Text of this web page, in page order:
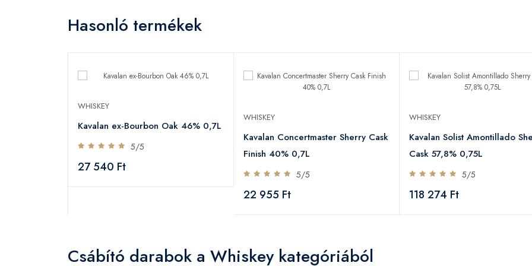
Hasonló termékek
WHISKEY
Kavalan ex-Bourbon Oak 46% 0,7L
5/5
27 540 Ft
WHISKEY
Kavalan Concertmaster Sherry Cask
Finish 40% 0,7L
5/5
22 955 Ft
WHISKEY
Kavalan Solist Amontillado
Cask 57,8% 0,75L
5/5
118 274 Ft
Csábító darabok a Whiskey kategóriából